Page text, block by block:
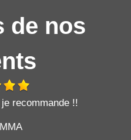
de nos
recommande !!